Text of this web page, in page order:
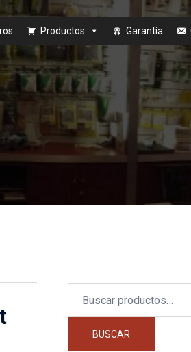
Productos Garantía
por:
BUSCAR